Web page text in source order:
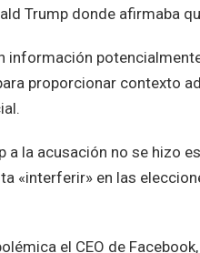
Trump donde afirmaba
información
proporcionar contexto
a la acusación no se hizo
«interferir» en las
el CEO de